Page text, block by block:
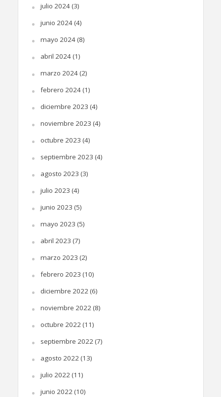
julio 2024(3)
junio 2024(4)
mayo 2024(8)
abril 2024(1)
marzo 2024(2)
febrero 2024(1)
diciembre 2023 (4)
noviembre 2023 (4)
octubre 2023 (4)
septiembre 2023 (4)
agosto 2023 (3)
julio 2023 (4)
junio 2023 (5)
mayo 2023 (5)
abril 2023 (7)
marzo 2023 (2)
febrero 2023 (10)
diciembre 2022(6)
noviembre 2022(8)
octubre 2022(11)
septiembre 2022(7)
agosto 2022(13)
julio 2022(11)
junio 2022(10)